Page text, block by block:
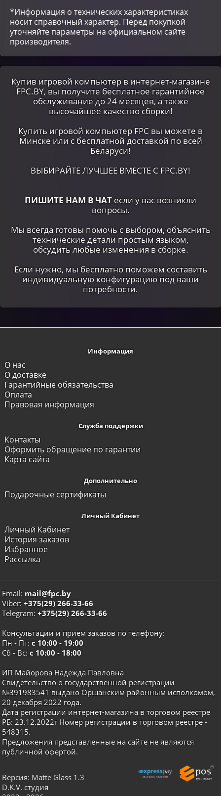
*Информация о технических характеристиках
носит справочный характер. Перед покупкой
уточняйте параметры на официальном сайте
производителя.
Купив игровой компьютер в интернет-магазине
FPC.BY, вы получите бесплатное гарантийное
обслуживание до 24 месяцев, а также
высочайшее качество сборки!
Купить игровой компьютер FPC вы можете в
Минске или c бесплатной доставкой по всей
Беларуси!
ВЫБИРАЙТЕ ЛУЧШЕЕ ВМЕСТЕ С FPC.BY!
ПИШИТЕ НАМ В ЧАТ если у вас возникли
вопросы.
Мы всегда готовы помочь с выбором, объяснить
технические детали простым языком,
обсудить любые изменения в сборке.
Если нужно, мы бесплатно поможем составить
индивидуальную конфигурацию под ваши
потребности.
Информация
О нас
О доставке
Гарантийные обязательства
Оплата
Правовая информация
Служба поддержки
Контакты
Оформить обращение по гарантии
Карта сайта
Дополнительно
Подарочные сертификаты
Личный Кабинет
Личный Кабинет
История заказов
Избранное
Рассылка
Email: mail@fpc.by
Viber:+375(29) 266-33-66
Telegram:+375(29) 266-33-66
Консультации и прием заказов по телефону:
Пн - Пт:с 10:00 - 19:00
Сб - Вс:с 10:00 - 18:00
ИП Майорова Надежда Павловна
Свидетельство о государственной регистрации
№391983541 выдано Оршанским районным исполкомом,
20 декабря 2022 года.
Дата регистрации интернет-магазина в торговом реестре
РБ: 23.12.2022г Номер регистрации в торговом реестре -
548315.
Предложения представленные на сайте не являются
публичной офертой.
Версия: Matte Glass 1.3
D.K.V. студия